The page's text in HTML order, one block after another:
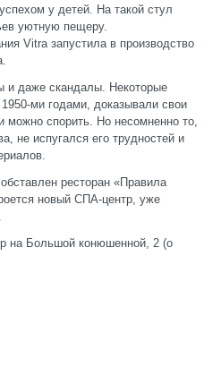
у детей. На такой стул
уютную пещеру.
Vitra запустила в производство
и даже скандалы. Некоторые
ми годами, доказывали свои
можно спорить. Но несомненно то,
не испугался его трудностей и
ресторан «Правила
новый СПА-центр, уже
на Большой конюшенной, 2 (о